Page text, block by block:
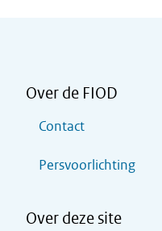
Over de FIOD
Contact
Persvoorlichting
Over deze site